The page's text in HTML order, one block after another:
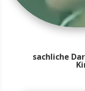
sachliche